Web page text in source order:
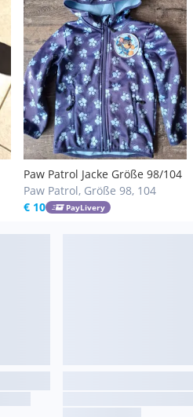
Paw Patrol Jacke Größe 98/104
Paw Patrol, Größe 98, 104
€ 10
PayLivery